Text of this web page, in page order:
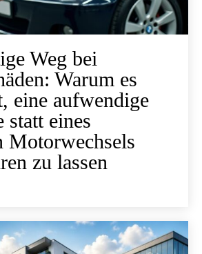
Weg bei
Warum es
eine aufwendige
statt eines
Motorwechsels
zu lassen